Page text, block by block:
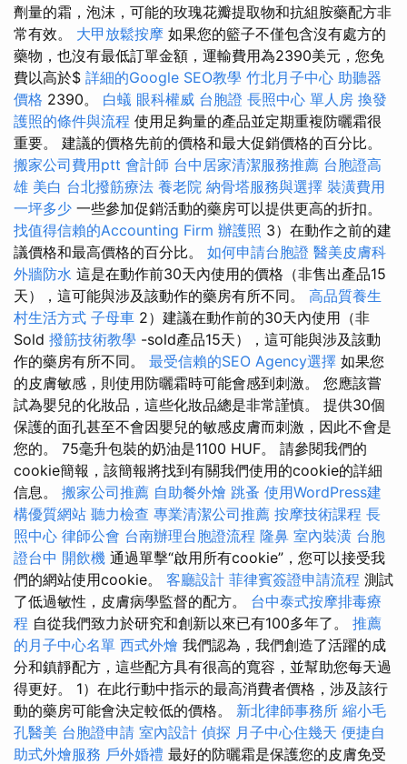
劑量的霜，泡沫，可能的玫瑰花瓣提取物和抗組胺藥配方非
常有效。 大甲放鬆按摩 如果您的籃子不僅包含沒有處方的
藥物，也沒有最低訂單金額，運輸費用為2390美元，您免
費以高於$ 詳細的Google SEO教學 竹北月子中心 助聽器
價格 2390。 白蟻 眼科權威 台胞證 長照中心 單人房 換發
護照的條件與流程 使用足夠量的產品並定期重複防曬霜很
重要。 建議的價格先前的價格和最大促銷價格的百分比。
搬家公司費用ptt 會計師 台中居家清潔服務推薦 台胞證高
雄 美白 台北撥筋療法 養老院 納骨塔服務與選擇 裝潢費用
一坪多少 一些參加促銷活動的藥房可以提供更高的折扣。
找值得信賴的Accounting Firm 辦護照 3）在動作之前的建
議價格和最高價格的百分比。 如何申請台胞證 醫美皮膚科
外牆防水 這是在動作前30天內使用的價格（非售出產品15
天），這可能與涉及該動作的藥房有所不同。 高品質養生
村生活方式 子母車 2）建議在動作前的30天內使用（非
Sold 撥筋技術教學 -sold產品15天），這可能與涉及該動
作的藥房有所不同。 最受信賴的SEO Agency選擇 如果您
的皮膚敏感，則使用防曬霜時可能會感到刺激。 您應該嘗
試為嬰兒的化妝品，這些化妝品總是非常謹慎。 提供30個
保護的面孔甚至不會因嬰兒的敏感皮膚而刺激，因此不會是
您的。 75毫升包裝的奶油是1100 HUF。 請參閱我們的
cookie簡報，該簡報將找到有關我們使用的cookie的詳細
信息。 搬家公司推薦 自助餐外燴 跳蚤 使用WordPress建
構優質網站 聽力檢查 專業清潔公司推薦 按摩技術課程 長
照中心 律師公會 台南辦理台胞證流程 隆鼻 室內裝潢 台胞
證台中 開飲機 通過單擊“啟用所有cookie”，您可以接受我
們的網站使用cookie。 客廳設計 菲律賓簽證申請流程 測試
了低過敏性，皮膚病學監督的配方。 台中泰式按摩排毒療
程 自從我們致力於研究和創新以來已有100多年了。 推薦
的月子中心名單 西式外燴 我們認為，我們創造了活躍的成
分和鎮靜配方，這些配方具有很高的寬容，並幫助您每天過
得更好。 1）在此行動中指示的最高消費者價格，涉及該行
動的藥房可能會決定較低的價格。 新北律師事務所 縮小毛
孔醫美 台胞證申請 室內設計 偵探 月子中心住幾天 便捷自
助式外燴服務 戶外婚禮 最好的防曬霜是保護您的皮膚免受